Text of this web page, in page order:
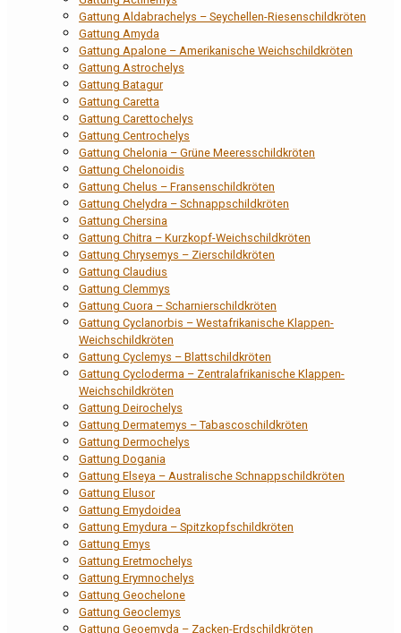
Gattung Aldabrachelys – Seychellen-Riesenschildkröten
Gattung Amyda
Gattung Apalone – Amerikanische Weichschildkröten
Gattung Astrochelys
Gattung Batagur
Gattung Caretta
Gattung Carettochelys
Gattung Centrochelys
Gattung Chelonia – Grüne Meeresschildkröten
Gattung Chelonoidis
Gattung Chelus – Fransenschildkröten
Gattung Chelydra – Schnappschildkröten
Gattung Chersina
Gattung Chitra – Kurzkopf-Weichschildkröten
Gattung Chrysemys – Zierschildkröten
Gattung Claudius
Gattung Clemmys
Gattung Cuora – Scharnierschildkröten
Gattung Cyclanorbis – Westafrikanische Klappen-
Weichschildkröten
Gattung Cyclemys – Blattschildkröten
Gattung Cycloderma – Zentralafrikanische Klappen-
Weichschildkröten
Gattung Deirochelys
Gattung Dermatemys – Tabascoschildkröten
Gattung Dermochelys
Gattung Dogania
Gattung Elseya – Australische Schnappschildkröten
Gattung Elusor
Gattung Emydoidea
Gattung Emydura – Spitzkopfschildkröten
Gattung Emys
Gattung Eretmochelys
Gattung Erymnochelys
Gattung Geochelone
Gattung Geoclemys
Gattung Geoemyda – Zacken-Erdschildkröten